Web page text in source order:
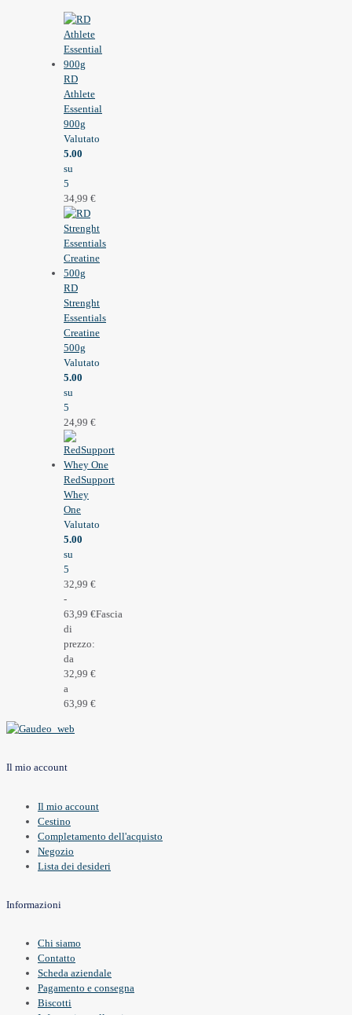
RD
Athlete
Essential
900g
Valutato
5.00
su
5
34,99 €
RD
Strenght
Essentials
Creatine
500g
Valutato
5.00
su
5
24,99 €
RedSupport
Whey
One
Valutato
5.00
su
5
32,99 €
-
63,99 €Fascia
di
prezzo:
da
32,99 €
a
63,99 €
Il mio account
Il mio account
Cestino
Completamento dell'acquisto
Negozio
Lista dei desideri
Informazioni
Chi siamo
Contatto
Scheda aziendale
Pagamento e consegna
Biscotti